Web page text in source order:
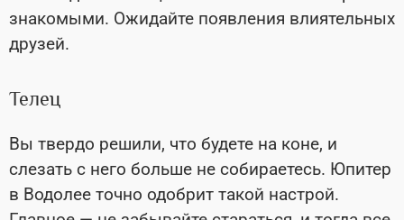
знакомыми. Ожидайте появления влиятельных
друзей.
Телец
Вы твердо решили, что будете на коне, и
слезать с него больше не собираетесь. Юпитер
в Водолее точно одобрит такой настрой.